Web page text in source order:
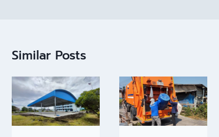
Similar Posts